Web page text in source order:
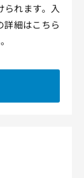
られます。入
詳細はこちら